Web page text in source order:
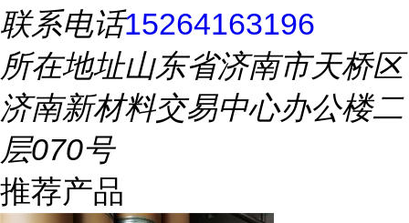
联系电话15264163196
所在地址山东省济南市天桥区
济南新材料交易中心办公楼二
层070号
推荐产品